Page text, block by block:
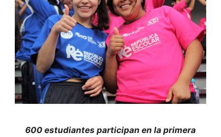
600 estudiantes participan en la primera